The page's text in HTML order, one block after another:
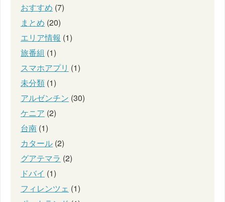
おすすめ (7)
まとめ (20)
エリア情報 (1)
旅番組 (1)
スマホアプリ (1)
未分類 (1)
アルゼンチン (30)
ケニア (2)
台南 (1)
カタール (2)
グアテマラ (2)
ドバイ (1)
フィレンツェ (1)